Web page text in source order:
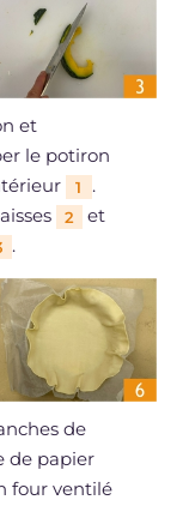
et
le potiron
1
.
2
et
.
de
de papier
four ventilé